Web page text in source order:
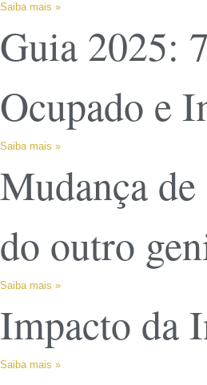
Saiba mais »
Guia 2025:
Ocupado e
Saiba mais »
Mudança
do outro
Saiba mais »
Impacto da
Saiba mais »